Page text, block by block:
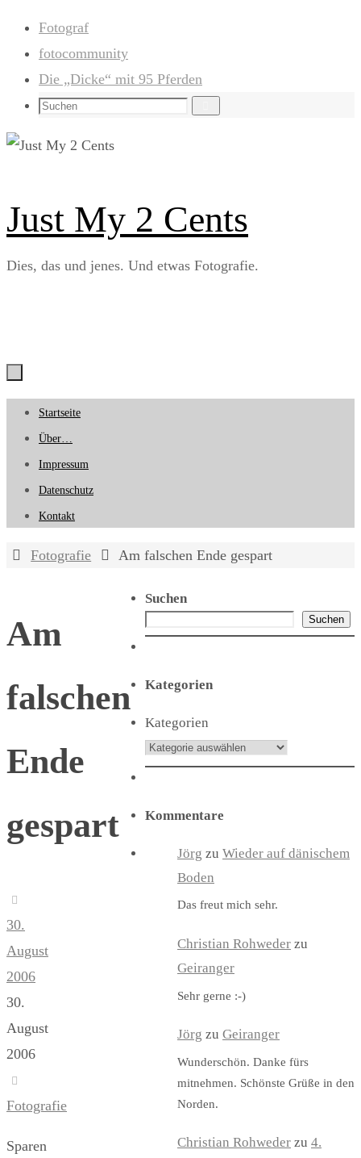
Zum
Inhalt
springen
Fotograf
fotocommunity
Die „Dicke“ mit 95 Pferden
Suchen
Just My 2 Cents
Dies, das und jenes. Und etwas Fotografie.
Zum
Inhalt
springen
Startseite
Über…
Impressum
Datenschutz
Kontakt
StartFotografie Am falschen Ende gespart
Am
falschen
Ende
gespart
30.
August
2006
30.
August
2006
Fotografie
Sparen
Suchen
Suchen
Kategorien
Kategorien
Kommentare
Jörg zu Wieder auf dänischem
Boden
Das freut mich sehr.
Christian Rohweder zu
Geiranger
Sehr gerne :-)
Jörg zu Geiranger
Wunderschön. Danke fürs
mitnehmen. Schönste Grüße in den
Norden.
Christian Rohweder zu 4.